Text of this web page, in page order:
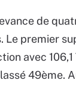
de
Le premier
avec
49ème.